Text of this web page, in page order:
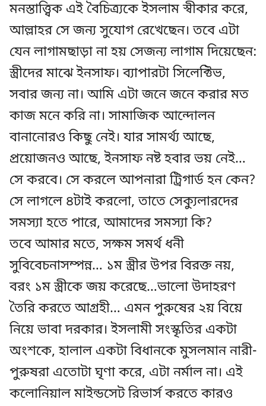
মনস্তাত্ত্বিক এই বৈচিত্র্যকে ইসলাম স্বীকার করে,
আল্লাহর সে জন্য সুযোগ রেখেছেন। তবে এটা
যেন লাগামছাড়া না হয় সেজন্য লাগাম দিয়েছেন:
স্ত্রীদের মাঝে ইনসাফ। ব্যাপারটা সিলেক্টিভ,
সবার জন্য না। আমি এটা জনে জনে করার মত
কাজ মনে করি না। সামাজিক আন্দোলন
বানানোরও কিছু নেই। যার সামর্থ্য আছে,
প্রয়োজনও আছে, ইনসাফ নষ্ট হবার ভয় নেই…
সে করবে। সে করলে আপনারা ট্রিগার্ড হন কেন?
সে লাগলে ৪টাই করলো, তাতে সেক্যুলারদের
সমস্যা হতে পারে, আমাদের সমস্যা কি?
তবে আমার মতে, সক্ষম সমর্থ ধনী
সুবিবেচনাসম্পন্ন… ১ম স্ত্রীর উপর বিরক্ত নয়,
বরং ১ম স্ত্রীকে জয় করেছে…ভালো উদাহরণ
তৈরি করতে আগ্রহী… এমন পুরুষের ২য় বিয়ে
নিয়ে ভাবা দরকার। ইসলামী সংস্কৃতির একটা
অংশকে, হালাল একটা বিধানকে মুসলমান নারী-
পুরুষরা এতোটা ঘৃণা করে, এটা নর্মাল না। এই
কলোনিয়াল মাইন্ডসেট রিভার্স করতে কারও